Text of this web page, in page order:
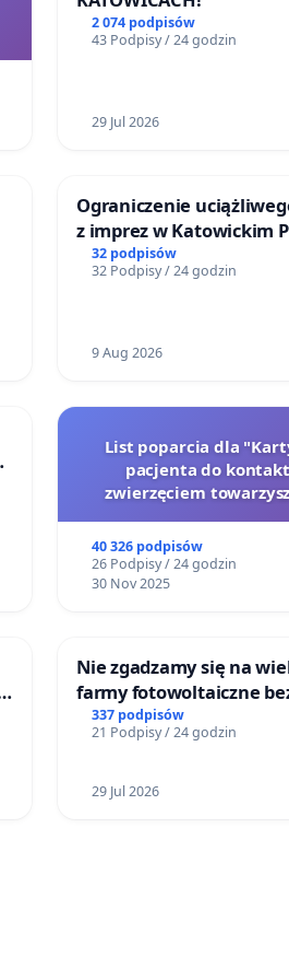
2 074 podpisów
43 Podpisy / 24 godzin
29 Jul 2026
Ograniczenie
z imprez w Katowickim
Leśnym, Dolinie Trzech
na Lotnisku Muchowiec
32 podpisów
32 Podpisy / 24 godzin
9 Aug 2026
List poparcia dla
pacjenta do
zwierzęciem
40 326 podpisów
26 Podpisy / 24 godzin
30 Nov 2025
Nie zgadzamy się na
farmy fotowoltaiczne
rzetelnych analiz i
mieszkańców
337 podpisów
21 Podpisy / 24 godzin
29 Jul 2026